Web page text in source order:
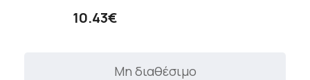
10.43€
Μη διαθέσιμο